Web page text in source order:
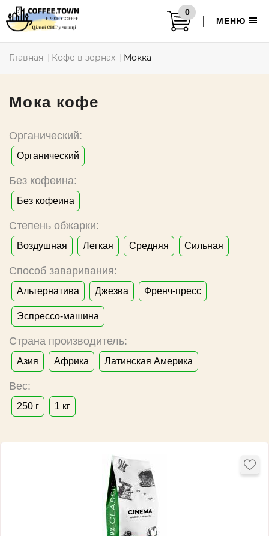
0
МЕНЮ
Главная Кофе в зернах Мокка
Мока кофе
Органический:
Органический
Без кофеина:
Без кофеина
Степень обжарки:
Воздушная Легкая Средняя Сильная
Способ заваривания:
Альтернатива Джезва Френч-пресс
Эспрессо-машина
Страна производитель:
Азия Африка Латинская Америка
Вес:
250 г 1 кг